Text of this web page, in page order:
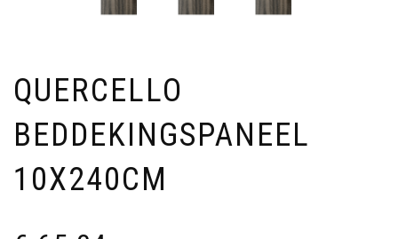
QUERCELLO
BEDDEKINGSPANEEL
10X240CM